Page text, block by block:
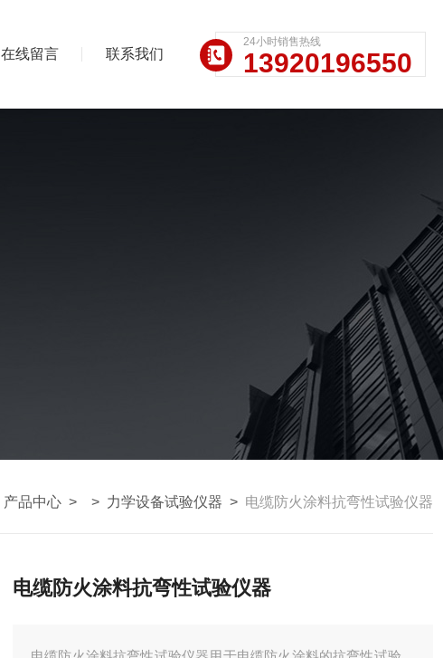
在线留言 联系我们
24小时销售热线
13920196550
产品中心 > > 力学设备试验仪器 > 电缆防火涂料抗弯性试验仪器
电缆防火涂料抗弯性试验仪器